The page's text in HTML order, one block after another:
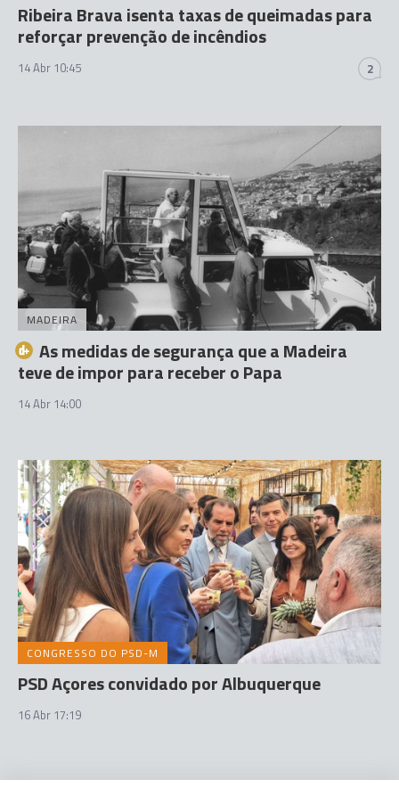
Ribeira Brava isenta taxas de queimadas para
reforçar prevenção de incêndios
14 Abr 10:45 2
MADEIRA
As medidas de segurança que a Madeira
teve de impor para receber o Papa
14 Abr 14:00
CONGRESSO DO PSD-M
PSD Açores convidado por Albuquerque
16 Abr 17:19